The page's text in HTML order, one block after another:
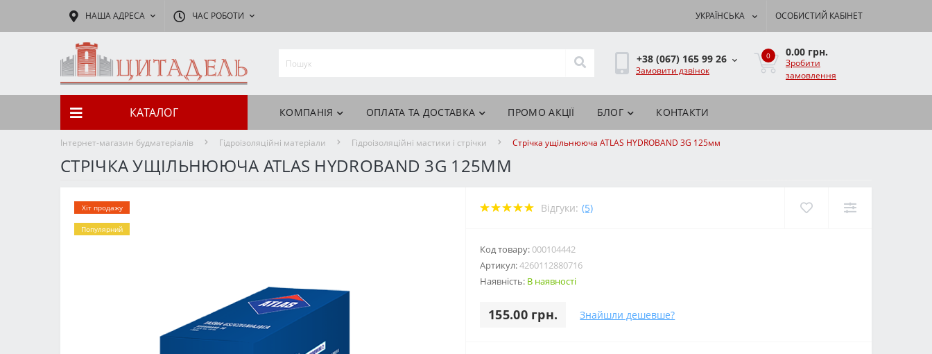
НАША АДРЕСА ЧАС РОБОТИ УКРАЇНСЬКА ОСОБИСТИЙ КАБІНЕТ
+38 (067) 165 99 26
Замовити дзвінок
0 0.00 грн.
Зробити
замовлення
КАТАЛОГ КОМПАНІЯ ОПЛАТА ТА ДОСТАВКА ПРОМО АКЦІЇ БЛОГ КОНТАКТИ
Інтернет-магазин будматеріалів Гідроізоляційні матеріали Гідроізоляційні мастики і стрічки Стрічка ущільнююча ATLAS HYDROBAND 3G 125мм
СТРІЧКА УЩІЛЬНЮЮЧА ATLAS HYDROBAND 3G 125ММ
Хіт продажу
Популярний
Відгуки: (5)
Код товару:000104442
Артикул:4260112880716
Наявність: В наявності
155.00 грн. Знайшли дешевше?